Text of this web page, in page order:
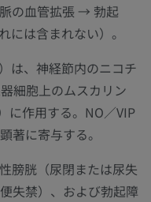
の血管拡張 → 勃起
には含まれない）。
は、神経節内のニコチ
細胞上のムスカリン
に作用する。NO／VIP
著に寄与する。
膀胱（尿閉または尿失
失禁）、および勃起障